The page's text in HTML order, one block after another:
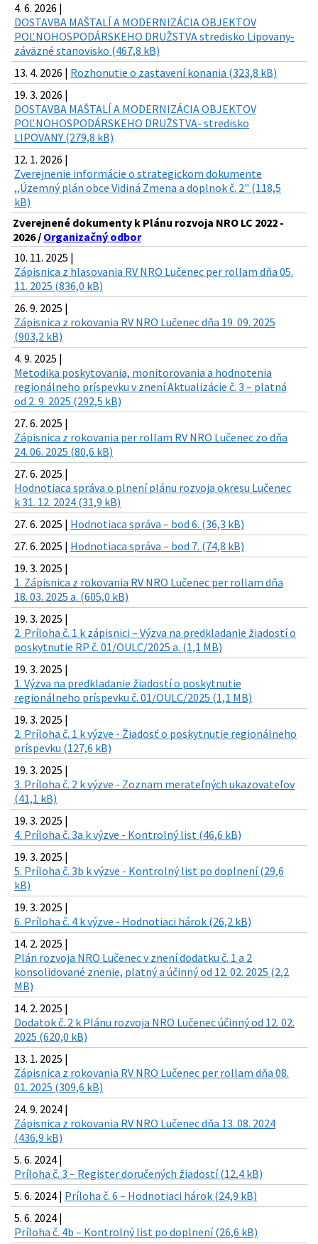
4. 6. 2026 |
DOSTAVBA MAŠTALÍ A MODERNIZÁCIA OBJEKTOV
POĽNOHOSPODÁRSKEHO DRUŽSTVA stredisko Lipovany-
záväzné stanovisko (467,8 kB)
13. 4. 2026 | Rozhonutie o zastavení konania (323,8 kB)
19. 3. 2026 |
DOSTAVBA MAŠTALÍ A MODERNIZÁCIA OBJEKTOV
POĽNOHOSPODÁRSKEHO DRUŽSTVA- stredisko
LIPOVANY (279,8 kB)
12. 1. 2026 |
Zverejnenie informácie o strategickom dokumente
,,Územný plán obce Vidiná Zmena a doplnok č. 2" (118,5
kB)
Zverejnené dokumenty k Plánu rozvoja NRO LC 2022 -
2026 / Organizačný odbor
10. 11. 2025 |
Zápisnica z hlasovania RV NRO Lučenec per rollam dňa 05.
11. 2025 (836,0 kB)
26. 9. 2025 |
Zápisnica z rokovania RV NRO Lučenec dňa 19. 09. 2025
(903,2 kB)
4. 9. 2025 |
Metodika poskytovania, monitorovania a hodnotenia
regionálneho príspevku v znení Aktualizácie č. 3 – platná
od 2. 9. 2025 (292,5 kB)
27. 6. 2025 |
Zápisnica z rokovania per rollam RV NRO Lučenec zo dňa
24. 06. 2025 (80,6 kB)
27. 6. 2025 |
Hodnotiaca správa o plnení plánu rozvoja okresu Lučenec
k 31. 12. 2024 (31,9 kB)
27. 6. 2025 | Hodnotiaca správa – bod 6. (36,3 kB)
27. 6. 2025 | Hodnotiaca správa – bod 7. (74,8 kB)
19. 3. 2025 |
1. Zápisnica z rokovania RV NRO Lučenec per rollam dňa
18. 03. 2025 a. (605,0 kB)
19. 3. 2025 |
2. Príloha č. 1 k zápisnici – Výzva na predkladanie žiadostí o
poskytnutie RP č. 01/OULC/2025 a. (1,1 MB)
19. 3. 2025 |
1. Výzva na predkladanie žiadostí o poskytnutie
regionálneho príspevku č. 01/OULC/2025 (1,1 MB)
19. 3. 2025 |
2. Príloha č. 1 k výzve - Žiadosť o poskytnutie regionálneho
príspevku (127,6 kB)
19. 3. 2025 |
3. Príloha č. 2 k výzve - Zoznam merateľných ukazovateľov
(41,1 kB)
19. 3. 2025 |
4. Príloha č. 3a k výzve - Kontrolný list (46,6 kB)
19. 3. 2025 |
5. Príloha č. 3b k výzve - Kontrolný list po doplnení (29,6
kB)
19. 3. 2025 |
6. Príloha č. 4 k výzve - Hodnotiaci hárok (26,2 kB)
14. 2. 2025 |
Plán rozvoja NRO Lučenec v znení dodatku č. 1 a 2
konsolidované znenie, platný a účinný od 12. 02. 2025 (2,2
MB)
14. 2. 2025 |
Dodatok č. 2 k Plánu rozvoja NRO Lučenec účinný od 12. 02.
2025 (620,0 kB)
13. 1. 2025 |
Zápisnica z rokovania RV NRO Lučenec per rollam dňa 08.
01. 2025 (309,6 kB)
24. 9. 2024 |
Zápisnica z rokovania RV NRO Lučenec dňa 13. 08. 2024
(436,9 kB)
5. 6. 2024 |
Príloha č. 3 – Register doručených žiadostí (12,4 kB)
5. 6. 2024 | Príloha č. 6 – Hodnotiaci hárok (24,9 kB)
5. 6. 2024 |
Príloha č. 4b – Kontrolný list po doplnení (26,6 kB)